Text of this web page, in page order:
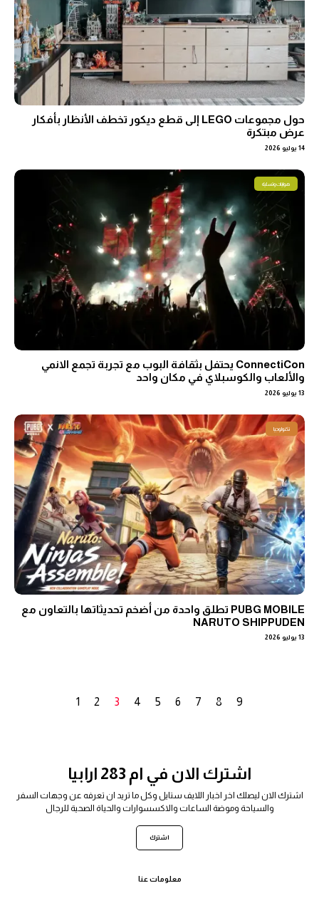
حول مجموعات LEGO إلى قطع ديكور تخطف الأنظار بأفكار
عرض مبتكرة
14 يوليو 2026
هوايات وتسلية
ConnectiCon يحتفل بثقافة البوب مع تجربة تجمع الانمي
والألعاب والكوسبلاي في مكان واحد
13 يوليو 2026
تكنولوجيا
PUBG MOBILE تطلق واحدة من أضخم تحديثاتها بالتعاون مع
NARUTO SHIPPUDEN
13 يوليو 2026
1 2 3 4 5 6 7 8 9
اشترك الان في ام 283 ارابيا
اشترك الان ليصلك اخر اخبار اللايف ستايل وكل ما تريد ان تعرفه عن وجهات السفر
والسياحة وموضة الساعات والاكسسوارات والحياة الصحية للرجال
اشترك
معلومات عنا